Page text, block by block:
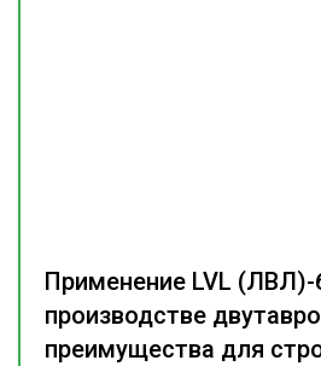
Применение LVL (ЛВЛ)-
производстве
преимущества для